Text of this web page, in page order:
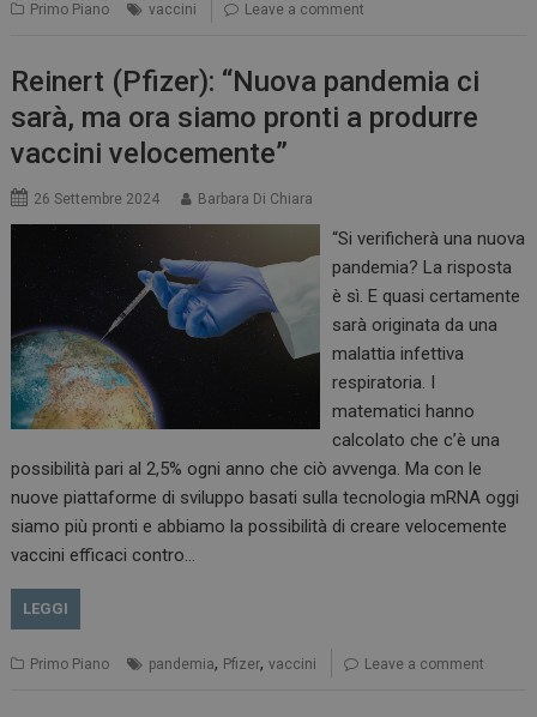
Primo Piano vaccini Leave a comment
Reinert (Pfizer): “Nuova pandemia ci
sarà, ma ora siamo pronti a produrre
vaccini velocemente”
26 Settembre 2024 Barbara Di Chiara
“Si verificherà una nuova
pandemia? La risposta
è sì. E quasi certamente
sarà originata da una
malattia infettiva
respiratoria. I
matematici hanno
calcolato che c’è una
possibilità pari al 2,5% ogni anno che ciò avvenga. Ma con le
nuove piattaforme di sviluppo basati sulla tecnologia mRNA oggi
siamo più pronti e abbiamo la possibilità di creare velocemente
vaccini efficaci contro…
LEGGI
Primo Piano pandemia, Pfizer,vaccini Leave a comment